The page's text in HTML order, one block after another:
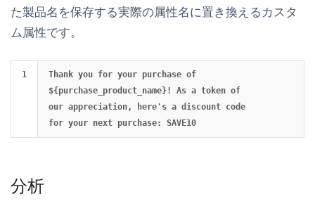
た製品名を保存する実際の属性名に置き換えるカスタ
ム属性です。
Thank you for your purchase of
${purchase_product_name}! As a token of
our appreciation, here's a discount code
分析